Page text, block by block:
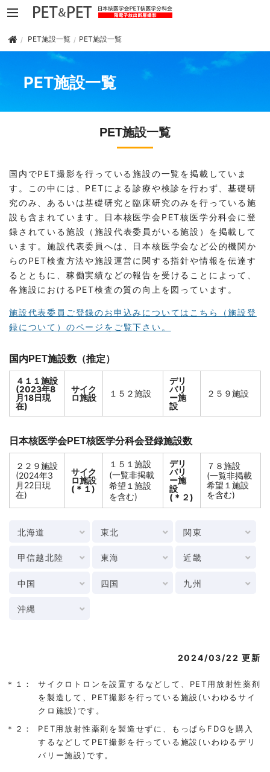
PET施設一覧 PET施設一覧
PET施設一覧
PET施設一覧
国内でPET撮影を行っている施設の一覧を掲載していま
す。この中には、PETによる診療や検診を行わず、基礎研
究のみ、あるいは基礎研究と臨床研究のみを行っている施
設も含まれています。日本核医学会PET核医学分科会に登
録されている施設（施設代表委員がいる施設）を掲載して
います。施設代表委員へは、日本核医学会など公的機関か
らのPET検査方法や施設運営に関する指針や情報を伝達す
るとともに、稼働実績などの報告を受けることによって、
各施設におけるPET検査の質の向上を図っています。
施設代表委員ご登録のお申込みについてはこちら（施設登
録について）のページをご覧下さい。
国内PET施設数（推定）
４１１施設
(2023年8
月18日現
在)
サイク
ロ施設
１５２施設
デリ
バリ
ー施
設
２５９施設
日本核医学会PET核医学分科会登録施設数
２２９施設
(2024年3
月22日現
在)
サイク
ロ施設
(＊１)
１５１施設
(一覧非掲載
希望１施設
を含む)
デリ
バリ
ー施
設
(＊２)
７８施設
(一覧非掲載
希望１施設
を含む)
北海道 東北 関東
甲信越北陸 東海 近畿
中国 四国 九州
沖縄
2024/03/22 更新
＊１：
サイクロトロンを設置するなどして、PET用放射性薬剤
を製造して、PET撮影を行っている施設(いわゆるサイ
クロ施設)です。
＊２：
PET用放射性薬剤を製造せずに、もっぱらFDGを購入
するなどしてPET撮影を行っている施設(いわゆるデリ
バリー施設)です。